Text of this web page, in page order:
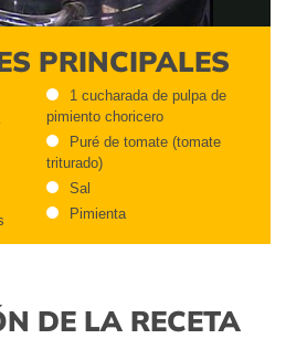
PRINCIPALES
1 cucharada de pulpa de
pimiento choricero
Puré de tomate (tomate
triturado)
Sal
Pimienta
DE LA RECETA